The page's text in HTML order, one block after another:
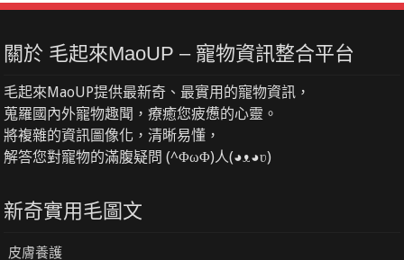
關於 毛起來MaoUP – 寵物資訊整合平台
毛起來MaoUP提供最新奇、最實用的寵物資訊，
蒐羅國內外寵物趣聞，療癒您疲憊的心靈。
將複雜的資訊圖像化，清晰易懂，
解答您對寵物的滿腹疑問 (^ΦωΦ)人(◕ᴥ◕ʋ)
新奇實用毛圖文
皮膚養護